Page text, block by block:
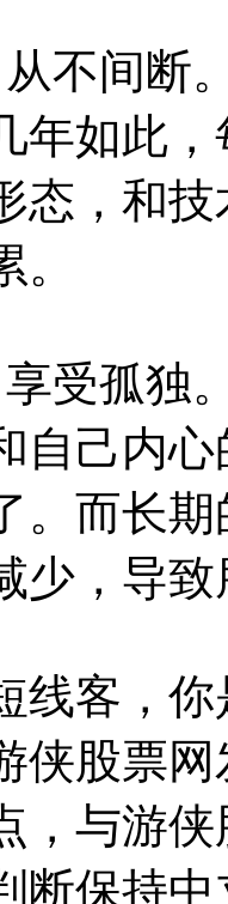
不间断
年如此
态，和
受孤独
自己内
。而长
少，导
线客，
侠股票
，与游
断保持